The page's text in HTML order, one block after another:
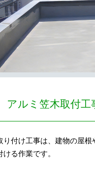
アルミ笠木取付工
り付け工事は、建物の屋根
る作業です。